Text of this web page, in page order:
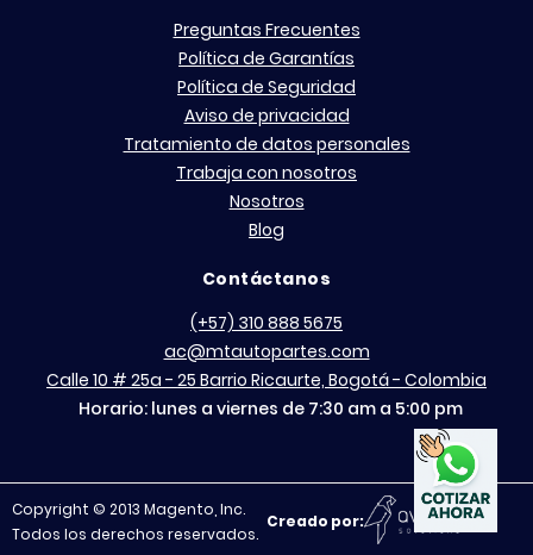
Preguntas Frecuentes
Política de Garantías
Política de Seguridad
Aviso de privacidad
Tratamiento de datos personales
Trabaja con nosotros
Nosotros
Blog
Contáctanos
(+57) 310 888 5675
ac@mtautopartes.com
Calle 10 # 25a - 25 Barrio Ricaurte, Bogotá - Colombia
Horario: lunes a viernes de 7:30 am a 5:00 pm
Copyright © 2013 Magento, Inc.
Todos los derechos reservados.
Creado por: